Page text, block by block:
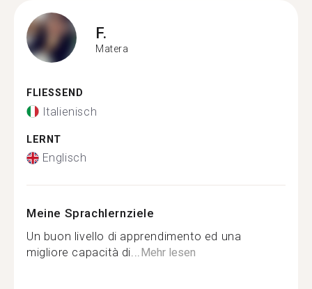
F.
Matera
FLIESSEND
Italienisch
LERNT
Englisch
Meine Sprachlernziele
Un buon livello di apprendimento ed una
migliore capacità di...Mehr lesen